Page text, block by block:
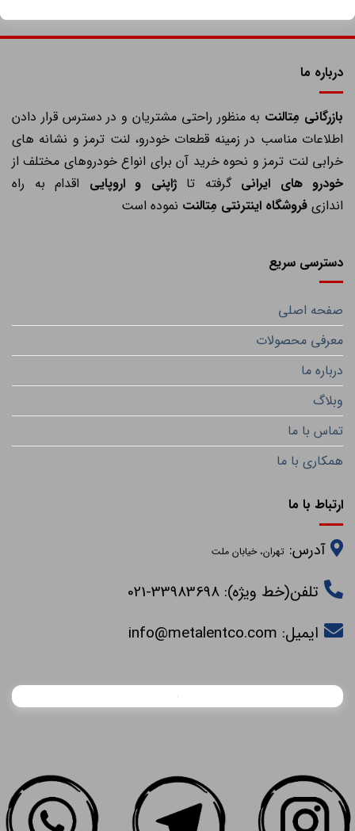
درباره ما
بازرگانی مِتالنتبه منظور راحتی مشتریان و در دسترس قرار دادن
اطلاعات مناسب در زمینه قطعات خودرو، لنت ترمز و نشانه های
خرابی لنت ترمز و نحوه خرید آن برای انواع خودروهای مختلف از
خودرو های ایرانیگرفته تاژاپنی و اروپاییاقدام به راه
اندازیفروشگاه اینترنتی مِتالنتنموده است
دسترسی سریع
صفحه اصلی
معرفی محصولات
درباره ما
وبلاگ
تماس با ما
همکاری با ما
ارتباط با ما
آدرس:تهران، خیابان ملت
تلفن(خط ویژه): 33983698-021
ایمیل:info@metalentco.com